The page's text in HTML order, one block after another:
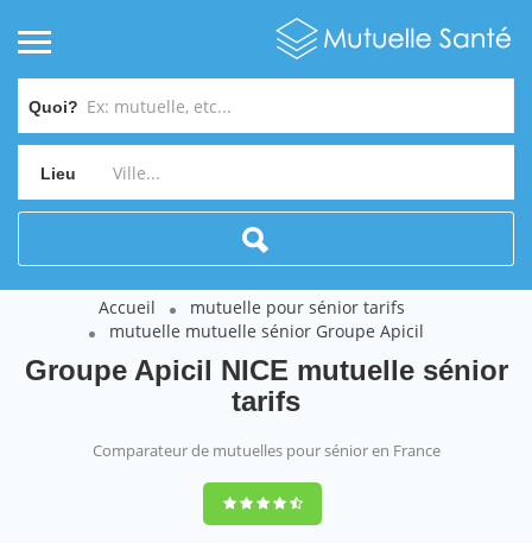
Quoi?
Lieu
Accueil
mutuelle pour sénior tarifs
mutuelle mutuelle sénior Groupe Apicil
Groupe Apicil NICE mutuelle sénior
tarifs
Comparateur de mutuelles pour sénior en France